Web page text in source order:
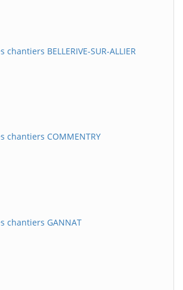
chantiers BELLERIVE-SUR-ALLIER
chantiers COMMENTRY
chantiers GANNAT